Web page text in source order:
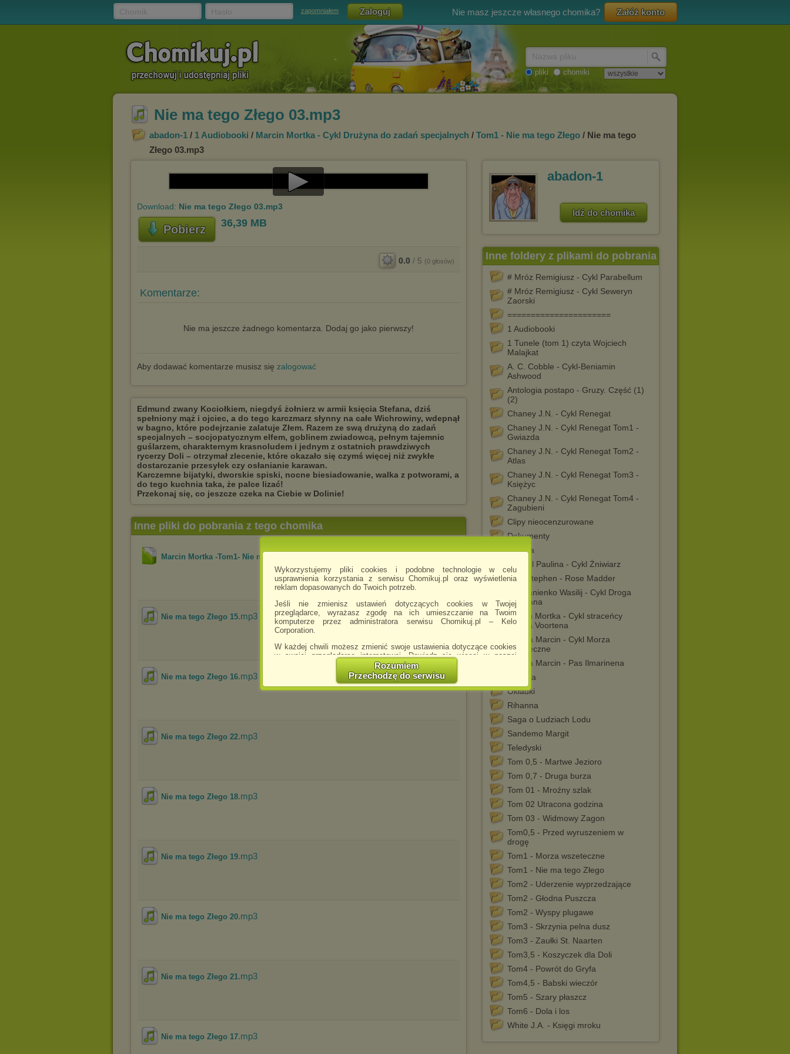
Wykorzystujemy pliki cookies i podobne technologie w celu
usprawnienia korzystania z serwisu Chomikuj.pl oraz wyświetlenia
reklam dopasowanych do Twoich potrzeb.
Jeśli nie zmienisz ustawień dotyczących cookies w Twojej
przeglądarce, wyrażasz zgodę na ich umieszczanie na Twoim
komputerze przez administratora serwisu Chomikuj.pl – Kelo
Corporation.
W każdej chwili możesz zmienić swoje ustawienia dotyczące cookies
w swojej przeglądarce internetowej. Dowiedz się więcej w naszej
http://chomikuj.pl/PolitykaPrywatnosci.aspx
Jednocześnie informujemy że zmiana ustawień przeglądarki może
spowodować ograniczenie korzystania ze strony Chomikuj.pl.
W przypadku braku twojej zgody na akceptację cookies niestety
Zaufanych Partnerów
(dostosowanie reklam do Twoich potrzeb, analiza skuteczności działań
Wyrażenie sprzeciwu spowoduje, że wyświetlana Ci reklama nie
będzie dopasowana do Twoich preferencji, a będzie to reklama
Istnieje możliwość zmiany ustawień przeglądarki internetowej w
sposób uniemożliwiający przechowywanie plików cookies na
urządzeniu końcowym. Można również usunąć pliki cookies,
dokonując odpowiednich zmian w ustawieniach przeglądarki
Pełną informację na ten temat znajdziesz pod adresem
Rozumiem
Przechodzę do serwisu
zapomniałem Nie masz jeszcze własnego chomika? Załóż konto
pliki chomiki
Nie ma tego Złego 03.mp3
abadon-1 / 1 Audiobooki / Marcin Mortka - Cykl Drużyna do zadań specjalnych / Tom1 - Nie ma tego Złego / Nie ma tego
Złego 03.mp3
Play
Download: Nie ma tego Złego 03.mp3
Pobierz 36,39 MB
0.0 / 5 (0 głosów)
Komentarze:
Nie ma jeszcze żadnego komentarza. Dodaj go jako pierwszy!
Aby dodawać komentarze musisz się zalogować
abadon-1
Idź do chomika
Inne foldery z plikami do pobrania
# Mróz Remigiusz - Cykl Parabellum
# Mróz Remigiusz - Cykl Seweryn
Zaorski
======================
1 Audiobooki
1 Tunele (tom 1) czyta Wojciech
Malajkat
A. C. Cobble - Cykl-Beniamin
Ashwood
Antologia postapo - Gruzy. Część (1)
(2)
Chaney J.N. - Cykl Renegat
Chaney J.N. - Cykl Renegat Tom1 -
Gwiazda
Chaney J.N. - Cykl Renegat Tom2 -
Atlas
Chaney J.N. - Cykl Renegat Tom3 -
Księżyc
Chaney J.N. - Cykl Renegat Tom4 -
Zagubieni
Clipy nieocenzurowane
Dokumenty
Galeria
Hendel Paulina - Cykl Żniwiarz
King Stephen - Rose Madder
Machanienko Wasilij - Cykl Droga
Szamana
Marcin Mortka - Cykl straceńcy
Madsa Voortena
Mortka Marcin - Cykl Morza
wszeteczne
Mortka Marcin - Pas Ilmarinena
Muzyka
Okładki
Rihanna
Saga o Ludziach Lodu
Sandemo Margit
Teledyski
Tom 0,5 - Martwe Jezioro
Tom 0,7 - Druga burza
Tom 01 - Mroźny szlak
Tom 02 Utracona godzina
Tom 03 - Widmowy Zagon
Tom0,5 - Przed wyruszeniem w
drogę
Tom1 - Morza wszeteczne
Tom1 - Nie ma tego Złego
Tom2 - Uderzenie wyprzedzające
Tom2 - Głodna Puszcza
Tom2 - Wyspy plugawe
Tom3 - Skrzynia pelna dusz
Tom3 - Zaułki St. Naarten
Tom3,5 - Koszyczek dla Doli
Tom4 - Powrót do Gryfa
Tom4,5 - Babski wieczór
Tom5 - Szary płaszcz
Tom6 - Dola i los
White J.A. - Księgi mroku
Edmund zwany Kociołkiem, niegdyś żołnierz w armii księcia Stefana, dziś
spełniony mąż i ojciec, a do tego karczmarz słynny na całe Wichrowiny, wdepnął
w bagno, które podejrzanie zalatuje Złem. Razem ze swą drużyną do zadań
specjalnych – socjopatycznym elfem, goblinem zwiadowcą, pełnym tajemnic
guślarzem, charakternym krasnoludem i jednym z ostatnich prawdziwych
rycerzy Doli – otrzymał zlecenie, które okazało się czymś więcej niż zwykłe
dostarczanie przesyłek czy osłanianie karawan.
Karczemne bijatyki, dworskie spiski, nocne biesiadowanie, walka z potworami, a
do tego kuchnia taka, że palce lizać!
Przekonaj się, co jeszcze czeka na Ciebie w Dolinie!
Inne pliki do pobrania z tego chomika
Marcin Mortka -Tom1- Nie ma tego Złego KiS
Nie ma tego Złego 15.mp3
Nie ma tego Złego 16.mp3
Nie ma tego Złego 22.mp3
Nie ma tego Złego 18.mp3
Nie ma tego Złego 19.mp3
Nie ma tego Złego 20.mp3
Nie ma tego Złego 21.mp3
Nie ma tego Złego 17.mp3